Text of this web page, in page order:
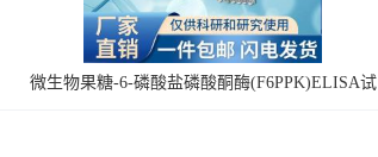
微生物果糖-6-磷酸盐磷酸酮酶(F6PPK)ELISA试